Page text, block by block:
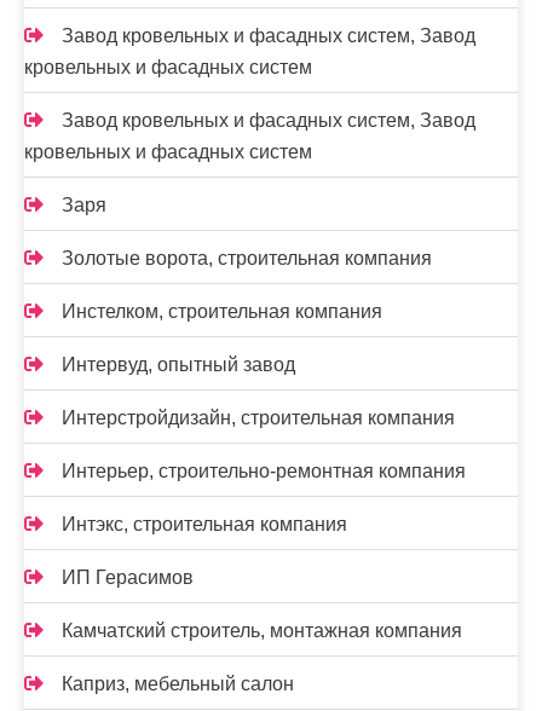
Завод кровельных и фасадных систем, Завод
кровельных и фасадных систем
Завод кровельных и фасадных систем, Завод
кровельных и фасадных систем
Заря
Золотые ворота, строительная компания
Инстелком, строительная компания
Интервуд, опытный завод
Интерстройдизайн, строительная компания
Интерьер, строительно-ремонтная компания
Интэкс, строительная компания
ИП Герасимов
Камчатский строитель, монтажная компания
Каприз, мебельный салон